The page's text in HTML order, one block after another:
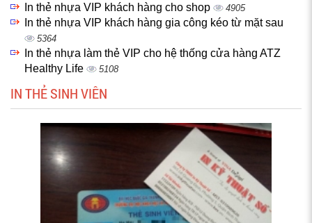
In thẻ nhựa VIP khách hàng cho shop 4905
In thẻ nhựa VIP khách hàng gia công kéo từ mặt sau
5364
In thẻ nhựa làm thẻ VIP cho hệ thống cửa hàng ATZ
Healthy Life
5108
IN THẺ SINH VIÊN